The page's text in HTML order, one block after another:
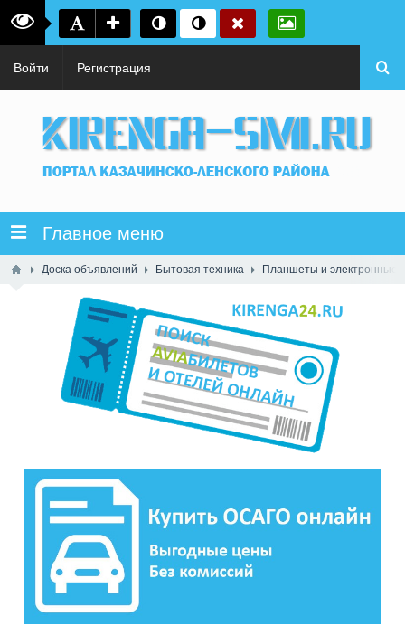
Войти Регистрация
Главное меню
Доска объявлений Бытовая техника Планшеты и электронные